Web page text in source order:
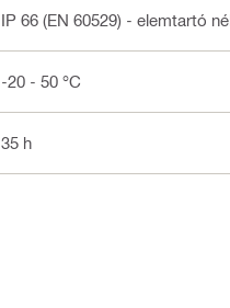
IP 66 (EN 60529) - elemtartó
-20 - 50 °C
35 h